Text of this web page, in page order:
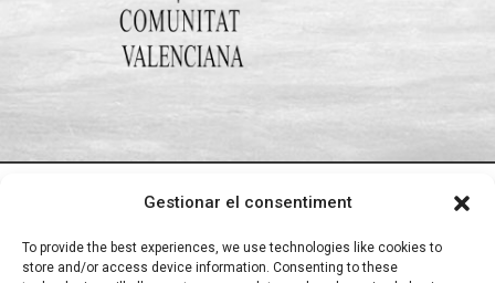
Gestionar el consentiment
To provide the best experiences, we use technologies like cookies to
store and/or access device information. Consenting to these
Aviso Legal●Política de Privacidad●Política de